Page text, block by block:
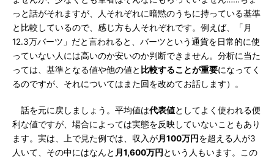
っと話がそれますが、人それぞれに暗黙のうちに持っている基準
と比較しているので、感じ方も人それぞれです。例えば、「月
12.3万バーツ」だと言われると、バーツという通貨を日常的に使
っていない人には高いのか安いのか判断できません。分析に当た
っては、基準となる値や他の値と 比較することが重要になってく
るのですが、それについてはまた回を改めてお話します）。
話を元に戻しましょう。平均値は代表値としてよく使われる便
利な値ですが、場合によっては実態を反映していないこともあり
ます。実は、上で見た例では、収入が月100万円を超える人が3
人いて、その中にはなんと 月1,600万円 という人もいます。この